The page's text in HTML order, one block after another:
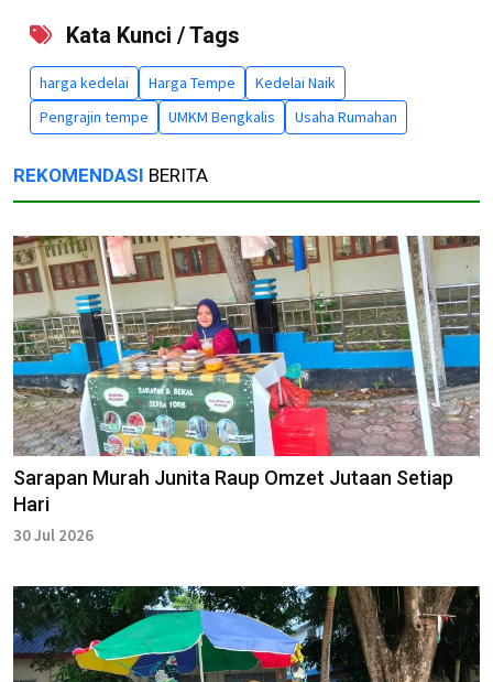
Kata Kunci / Tags
harga kedelai Harga Tempe
Kedelai Naik
Pengrajin tempe
UMKM Bengkalis Usaha Rumahan
REKOMENDASI BERITA
Sarapan Murah Junita Raup Omzet Jutaan Setiap
Hari
30 Jul 2026